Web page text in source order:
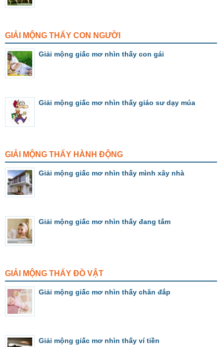
GIẢI MỘNG THẤY CON NGƯỜI
Giải mộng giấc mơ nhìn thấy con gái
Giải mộng giấc mơ nhìn thấy giáo sư dạy múa
GIẢI MỘNG THẤY HÀNH ĐỘNG
Giải mộng giấc mơ nhìn thấy mình xây nhà
Giải mộng giấc mơ nhìn thấy đang tắm
GIẢI MỘNG THẤY ĐỒ VẬT
Giải mộng giấc mơ nhìn thấy chăn đắp
Giải mộng giấc mơ nhìn thấy ví tiền